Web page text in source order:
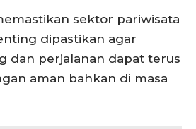
sektor pariwisata
dipastikan agar
dan perjalanan dapat terus
aman bahkan di masa